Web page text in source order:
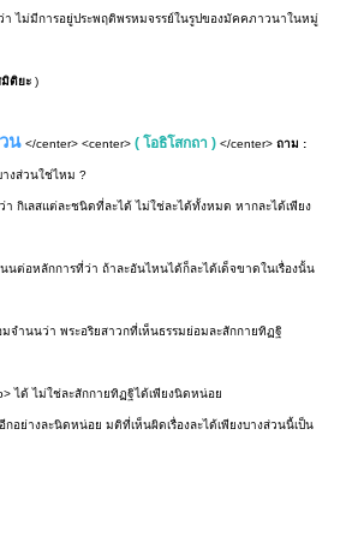
า ไม่มีการอยู่ประพฤติพรหมจรรย์ในรูปของมัคคภาวนาในหมู่
มิติยะ)
น </center> <center>( โอธิโสกถา ) </center>ถาม :
างส่วนใช่ไหม ?
กิเลสแต่ละชนิดที่ละได้ ไม่ใช่ละได้ทั้งหมด หากละได้เพียง
นต่อหลักการที่ว่า ถ้าละอันไหนได้ก็ละได้เด็จขาดในเรื่องนั้น
จำนนว่า พระอริยสาวกที่เห็นธรรมย่อมละสักกายทิฏฐิ
ได้ ไม่ใช่ละสักกายทิฏฐิได้เพียงนิดหน่อย
อย่างละนิดหน่อย มติที่เห็นผิดเรื่องละได้เพียงบางส่วนนี้เป็น